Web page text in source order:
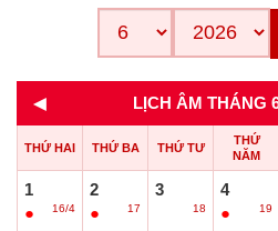
◄ LỊCH ÂM THÁNG
THỨ HAI THỨ BA THỨ TƯ
THỨ
NĂM
1
●
16/4
2
●
17
3
18
4
●
19